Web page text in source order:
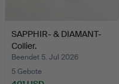
SAPPHIR- & DIAMANT-
Collier.
Beendet 5. Jul 2026
5 Gebote